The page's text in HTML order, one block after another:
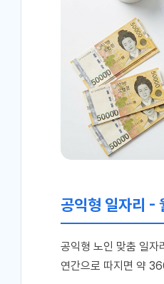
공익형 일자리 -
공익형 노인 맞춤 일자
연간으로 따지면 약